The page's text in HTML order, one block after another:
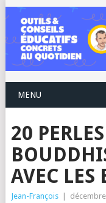
MENU
20
AVEC LES
Jean-François